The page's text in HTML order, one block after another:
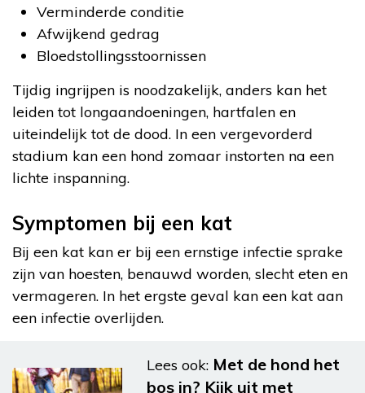
Verminderde conditie
Afwijkend gedrag
Bloedstollingsstoornissen
Tijdig ingrijpen is noodzakelijk, anders kan het
leiden tot longaandoeningen, hartfalen en
uiteindelijk tot de dood. In een vergevorderd
stadium kan een hond zomaar instorten na een
lichte inspanning.
Symptomen bij een kat
Bij een kat kan er bij een ernstige infectie sprake
zijn van hoesten, benauwd worden, slecht eten en
vermageren. In het ergste geval kan een kat aan
een infectie overlijden.
Lees ook: Met de hond het
bos in? Kijk uit met